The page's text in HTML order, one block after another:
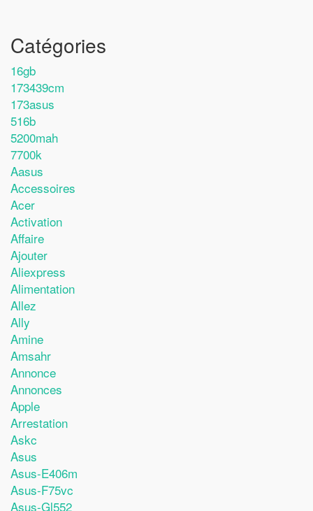
Catégories
16gb
173439cm
173asus
516b
5200mah
7700k
Aasus
Accessoires
Acer
Activation
Affaire
Ajouter
Aliexpress
Alimentation
Allez
Ally
Amine
Amsahr
Annonce
Annonces
Apple
Arrestation
Askc
Asus
Asus-E406m
Asus-F75vc
Asus-Gl552